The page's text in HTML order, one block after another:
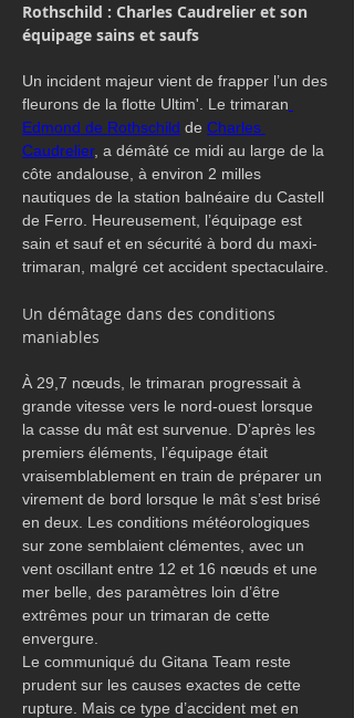
Rothschild : Charles Caudrelier et son
équipage sains et saufs
Un incident majeur vient de frapper l’un des
fleurons de la flotte Ultim'. Le trimaran
Edmond de Rothschild de Charles
Caudrelier, a démâté ce midi au large de la
côte andalouse, à environ 2 milles
nautiques de la station balnéaire du Castell
de Ferro. Heureusement, l’équipage est
sain et sauf et en sécurité à bord du maxi-
trimaran, malgré cet accident spectaculaire.
Un démâtage dans des conditions
maniables
À 29,7 nœuds, le trimaran progressait à
grande vitesse vers le nord-ouest lorsque
la casse du mât est survenue. D’après les
premiers éléments, l’équipage était
vraisemblablement en train de préparer un
virement de bord lorsque le mât s’est brisé
en deux. Les conditions météorologiques
sur zone semblaient clémentes, avec un
vent oscillant entre 12 et 16 nœuds et une
mer belle, des paramètres loin d’être
extrêmes pour un trimaran de cette
envergure.
Le communiqué du Gitana Team reste
prudent sur les causes exactes de cette
rupture. Mais ce type d’accident met en